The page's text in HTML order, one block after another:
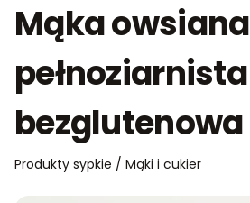
Mąka owsiana
pełnoziarnista
bezglutenowa
Produkty sypkie / Mąki i cukier